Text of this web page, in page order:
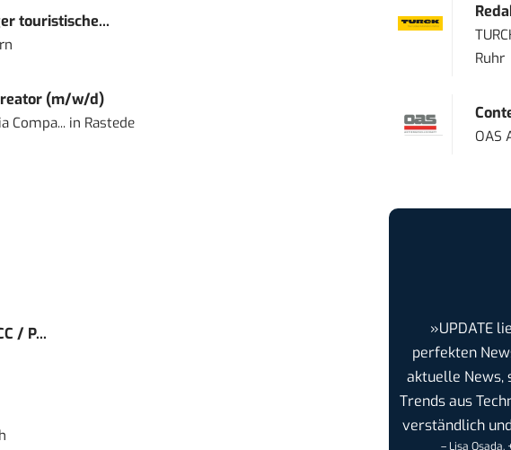
touristische...
(m/w/d)
Compa...in Rastede
/ P...
Ruhr
OAS
»UPDATE
perfekten
aktuelle News,
Trends aus
verständlich
– Lisa